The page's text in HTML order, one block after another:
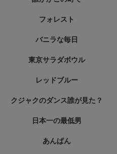
フォレスト
バニラな毎日
東京サラダボウル
レッドブルー
クジャクのダンス誰が見た？
日本一の最低男
あんぱん